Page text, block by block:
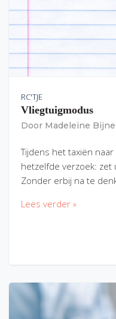
RC'TJE
Vliegtuigmodus
Door Madeleine
Tijdens het taxiën
hetzelfde verzoek: zet
Zonder erbij na te
Lees verder »